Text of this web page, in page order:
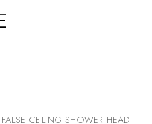
FALSE CEILING SHOWER HEAD